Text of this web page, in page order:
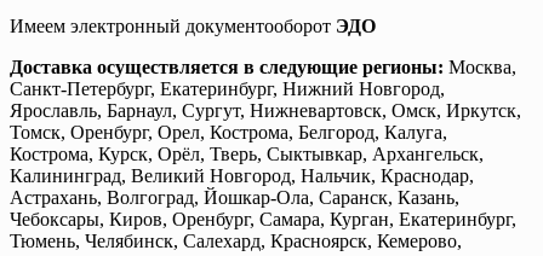
Имеем электронный документооборот ЭДО
Доставка осуществляется в следующие регионы: Москва,
Санкт-Петербург, Екатеринбург, Нижний Новгород,
Ярославль, Барнаул, Сургут, Нижневартовск, Омск, Иркутск,
Томск, Оренбург, Орел, Кострома, Белгород, Калуга,
Кострома, Курск, Орёл, Тверь, Сыктывкар, Архангельск,
Калининград, Великий Новгород, Нальчик, Краснодар,
Астрахань, Волгоград, Йошкар-Ола, Саранск, Казань,
Чебоксары, Киров, Оренбург, Самара, Курган, Екатеринбург,
Тюмень, Челябинск, Салехард, Красноярск, Кемерово,